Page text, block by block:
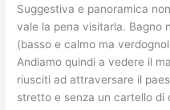
Suggestiva e panoramica
vale la pena visitarla. Bagno
(basso e calmo ma
Andiamo quindi a vedere il
riusciti ad attraversare il
stretto e senza un cartello di